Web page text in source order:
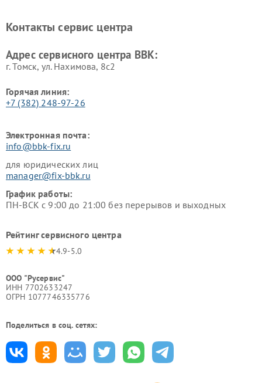
Ремонт винных шкафов BBK
Контакты сервис центра
Адрес сервисного центра BBK:
г. Томск, ул. Нахимова, 8с2
Горячая линия:
+7 (382) 248-97-26
Электронная почта:
info@bbk-fix.ru
для юридических лиц
manager@fix-bbk.ru
График работы:
ПН-ВСК с 9:00 до 21:00 без перерывов и выходных
Рейтинг сервисного центра
4.9-5.0
ООО "Русервис"
ИНН 7702633247
ОГРН 1077746335776
Поделиться в соц. сетях: